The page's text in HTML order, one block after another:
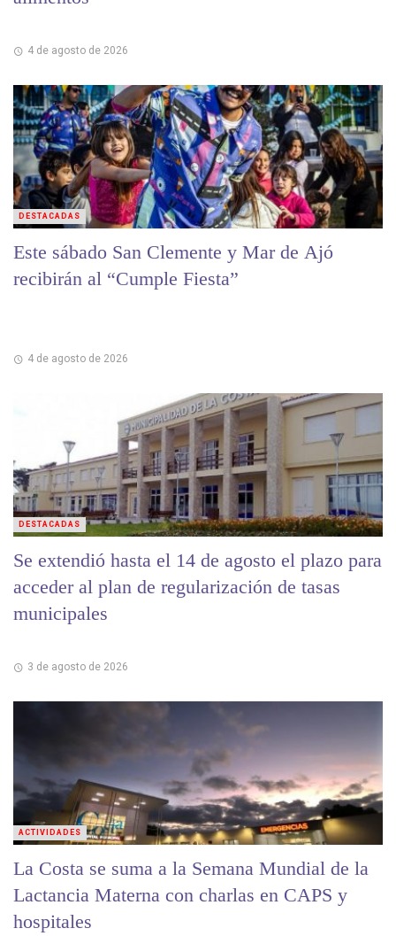
4 de agosto de 2026
Este sábado San Clemente y Mar de Ajó
recibirán al “Cumple Fiesta”
4 de agosto de 2026
DESTACADAS
Se extendió hasta el 14 de agosto el plazo para
acceder al plan de regularización de tasas
municipales
3 de agosto de 2026
DESTACADAS
La Costa se suma a la Semana Mundial de la
Lactancia Materna con charlas en CAPS y
hospitales
ACTIVIDADES